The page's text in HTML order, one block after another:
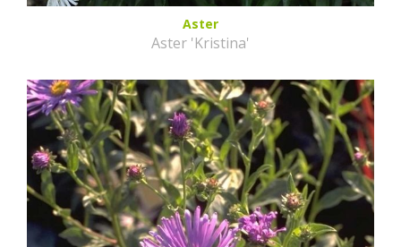
Aster
Aster 'Kristina'